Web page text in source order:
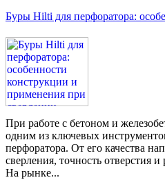
Буры Hilti для перфоратора:
При работе с бетоном и
одним из ключевых
перфоратора. От его качества
сверления, точность отверстия
На рынке...